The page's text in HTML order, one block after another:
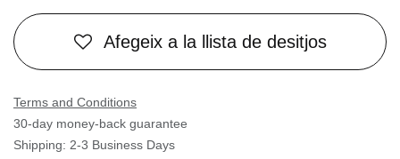
Afegeix a la llista de desitjos
Terms and Conditions
30-day money-back guarantee
Shipping: 2-3 Business Days